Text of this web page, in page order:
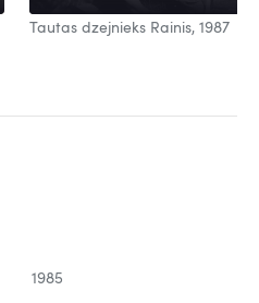
Tautas dzejnieks Rainis, 1987
1985